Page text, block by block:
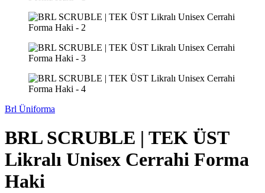
Brl Üniforma
BRL SCRUBLE | TEK ÜST
Likralı Unisex Cerrahi Forma
Haki